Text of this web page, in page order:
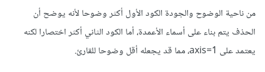
من ناحية الوضوح والجودة الكود الأول أكثر وضوحا لأنه يوضح أن
الحذف يتم بناء على أسماء الأعمدة، أما الكود الثاني أكثر اختصارا لكنه
يعتمد على axis=1، مما قد يجعله أقل وضوحا للقارئ.